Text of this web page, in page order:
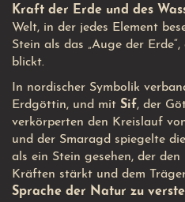
Kraft der Erde und des
Welt, in der jedes Element
Stein als das „Auge der
blickt.
In nordischer Symbolik
Erdgöttin, und mit Sif, der
verkörperten den Kreislauf
und der Smaragd spiegelte
als ein Stein gesehen, der
Kräften stärkt und dem
Sprache der Natur zu